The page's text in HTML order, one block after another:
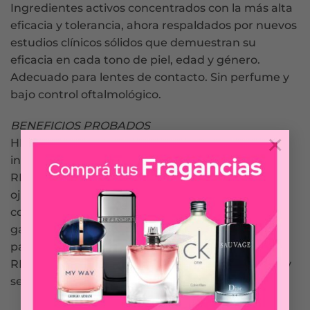
×
Ingredientes activos concentrados con la más alta
eficacia y tolerancia, ahora respaldados por nuevos
estudios clínicos sólidos que demuestran su
eficacia en cada tono de piel, edad y género.
Adecuado para lentes de contacto. Sin perfume y
bajo control oftalmológico.
BENEFICIOS PROBADOS
HIDRATA El contorno de ojos se hidrata
inmediatamente.
RELLENA Y REPARA Rellena arrugas y reduce
ojeras. Fórmula con ingredientes activos
concentrados con la máxima eficacia y tolerancia
garantizada. Testado oftalmológicamente. Apto
para usuarios con lentes de contacto.
REVITALIZA El contorno de ojos luce revitalizado y
se siente más firme.